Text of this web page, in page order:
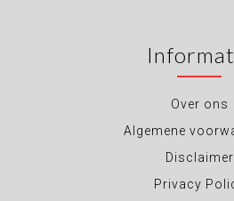
Over ons
Algemene
Disclaimer
Privacy